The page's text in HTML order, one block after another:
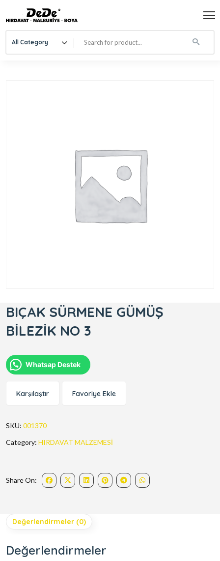
All Category
BIÇAK SÜRMENE GÜMÜŞ
BİLEZİK NO 3
Whatsap Destek
Karşılaştır Favoriye Ekle
SKU: 001370
Category: HIRDAVAT MALZEMESİ
Share On:
Değerlendirmeler (0)
Değerlendirmeler